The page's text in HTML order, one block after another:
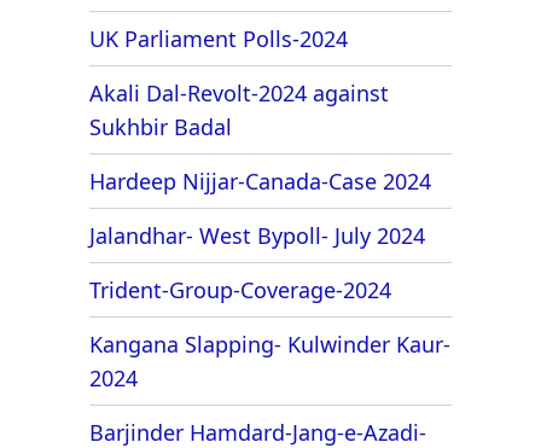
UK Parliament Polls-2024
Akali Dal-Revolt-2024 against
Sukhbir Badal
Hardeep Nijjar-Canada-Case 2024
Jalandhar- West Bypoll- July 2024
Trident-Group-Coverage-2024
Kangana Slapping- Kulwinder Kaur-
2024
Barjinder Hamdard-Jang-e-Azadi-